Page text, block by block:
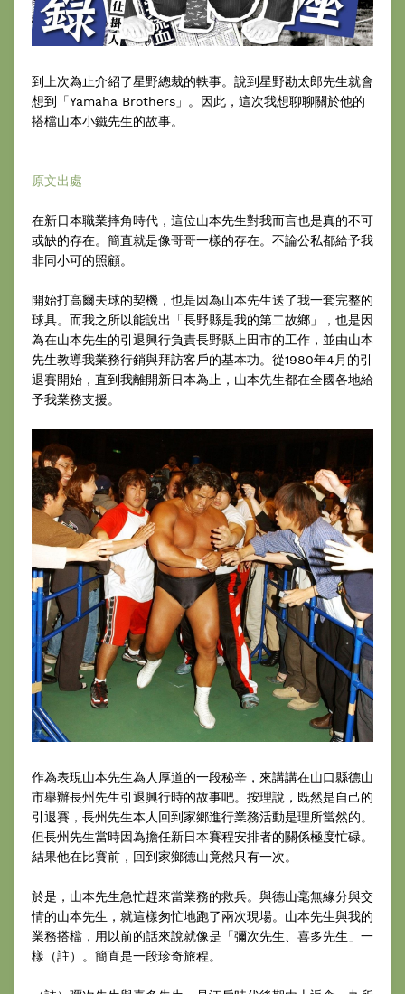
到上次為止介紹了星野總裁的軼事。說到星野勘太郎先生就會
想到「Yamaha Brothers」。因此，這次我想聊聊關於他的
搭檔山本小鐵先生的故事。
原文出處
在新日本職業摔角時代，這位山本先生對我而言也是真的不可
或缺的存在。簡直就是像哥哥一樣的存在。不論公私都給予我
非同小可的照顧。
開始打高爾夫球的契機，也是因為山本先生送了我一套完整的
球具。而我之所以能說出「長野縣是我的第二故鄉」，也是因
為在山本先生的引退興行負責長野縣上田市的工作，並由山本
先生教導我業務行銷與拜訪客戶的基本功。從1980年4月的引
退賽開始，直到我離開新日本為止，山本先生都在全國各地給
予我業務支援。
作為表現山本先生為人厚道的一段秘辛，來講講在山口縣德山
市舉辦長州先生引退興行時的故事吧。按理說，既然是自己的
引退賽，長州先生本人回到家鄉進行業務活動是理所當然的。
但長州先生當時因為擔任新日本賽程安排者的關係極度忙碌。
結果他在比賽前，回到家鄉德山竟然只有一次。
於是，山本先生急忙趕來當業務的救兵。與德山毫無緣分與交
情的山本先生，就這樣匆忙地跑了兩次現場。山本先生與我的
業務搭檔，用以前的話來說就像是「彌次先生、喜多先生」一
樣（註）。簡直是一段珍奇旅程。